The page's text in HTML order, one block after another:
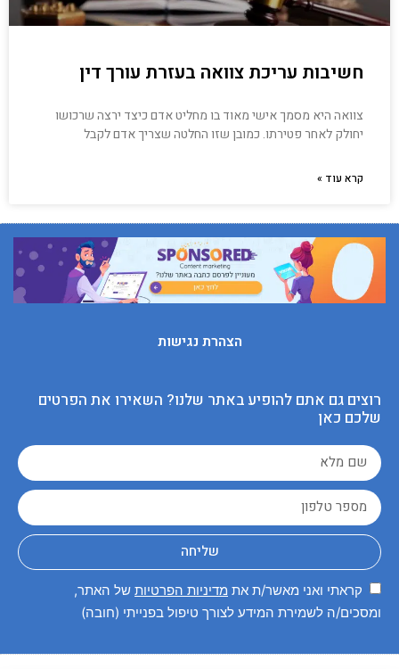
חשיבות עריכת צוואה בעזרת עורך דין
צוואה היא מסמך אישי מאוד בו מחליט אדם כיצד ירצה שרכושו
יחולק לאחר פטירתו. כמובן שזו החלטה שצריך אדם לקבל
קרא עוד »
הצהרת נגישות
רוצים גם אתם להופיע באתר שלנו? השאירו את הפרטים
שלכם כאן
שליחה
קראתי ואני מאשר/ת את מדיניות הפרטיות של האתר,
ומסכים/ה לשמירת המידע לצורך טיפול בפנייתי (חובה)